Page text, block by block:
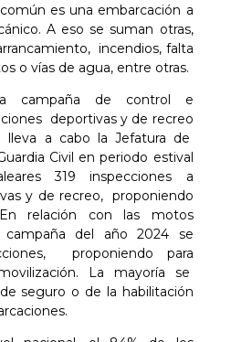
es una embarcación a
A eso se suman otras,
incendios, falta
o vías de agua, entre otras.
campaña de control e
deportivas y de recreo
a cabo la Jefatura de
Civil en periodo estival
319 inspecciones a
y de recreo, proponiendo
relación con las motos
del año 2024 se
proponiendo para
La mayoría se
seguro o de la habilitación